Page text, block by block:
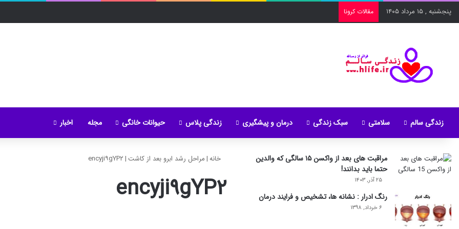
پنجشنبه , ۱۵ مرداد ۱۴۰۵ مقالات کرونا
زندگی سالم سلامتی سبک زندگی درمان و پیشگیری زندگی پلاس حیوانات خانگی مجله اخبار
خانه|مراحل رشد ابرو بعد از کاشت |encyji۹gYP۲
encyji۹gYP۲
مراقبت های بعد از واکسن ۱۵ سالگی که والدین
حتما باید بدانند!
۲۵ آذر, ۱۴۰۳
رنگ ادرار : نشانه ها، تشخیص و فرایند درمان
۶ خرداد, ۱۳۹۸